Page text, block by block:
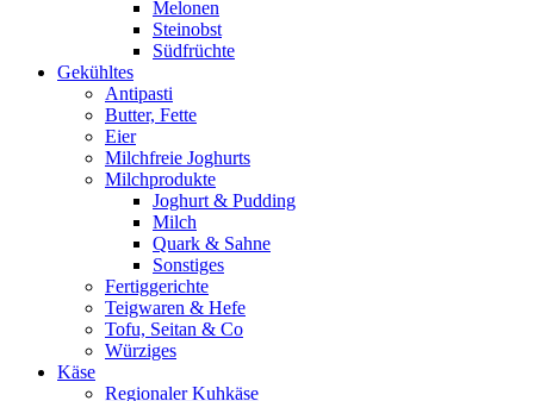
Melonen
Steinobst
Südfrüchte
Gekühltes
Antipasti
Butter, Fette
Eier
Milchfreie Joghurts
Milchprodukte
Joghurt & Pudding
Milch
Quark & Sahne
Sonstiges
Fertiggerichte
Teigwaren & Hefe
Tofu, Seitan & Co
Würziges
Käse
Regionaler Kuhkäse